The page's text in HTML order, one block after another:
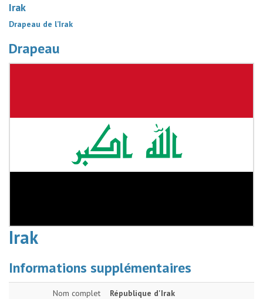
Irak
Drapeau de l’Irak
Drapeau
Irak
Informations supplémentaires
Nom complet République d'Irak